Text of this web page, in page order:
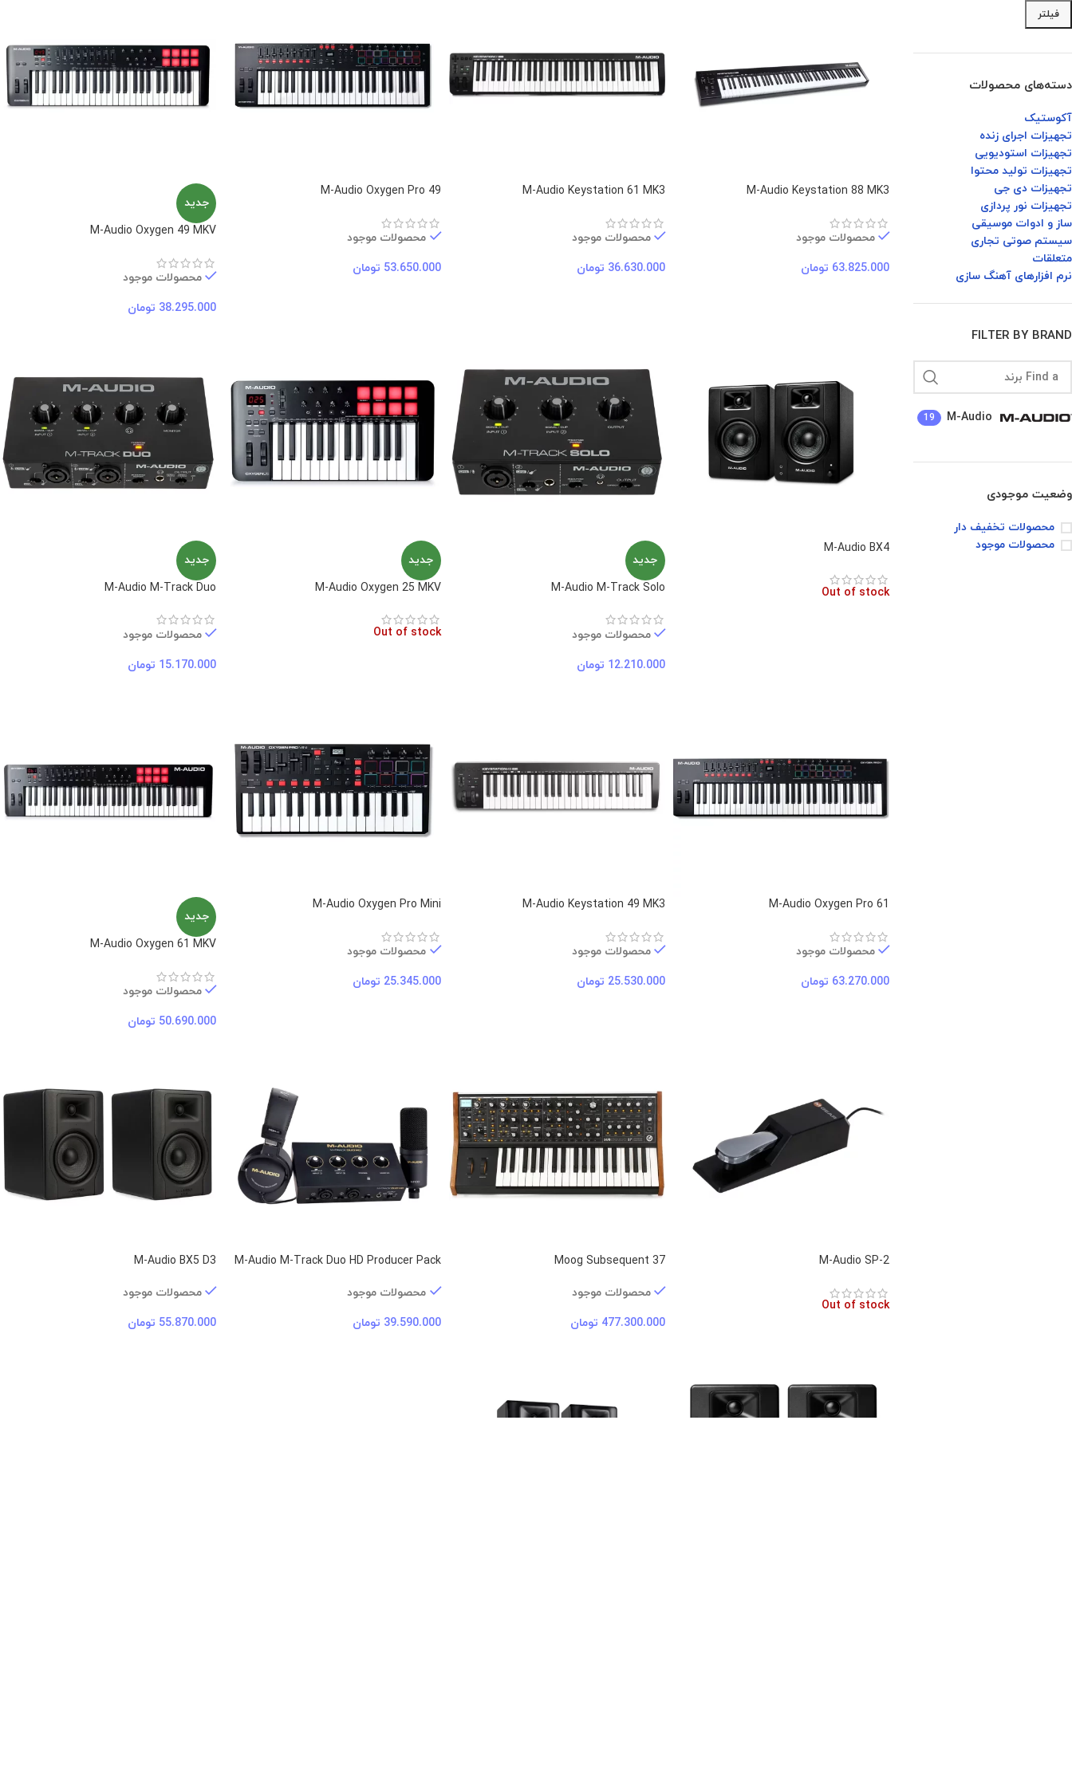
فیلتر
دسته‌های محصولات
آکوستیک
تجهیزات اجرای زنده
تجهیزات استودیویی
تجهیزات تولید محتوا
تجهیزات دی جی
تجهیزات نور پردازی
ساز و ادوات موسیقی
سیستم صوتی تجاری
متعلقات
نرم افزارهای آهنگ سازی
FILTER BY BRAND
M-Audio
19
وضعیت موجودی
محصولات تخفیف دار
محصولات موجود
M-Audio Keystation 88 MK3
محصولات موجود
63.825.000 تومان
M-Audio Keystation 61 MK3
محصولات موجود
36.630.000 تومان
M-Audio Oxygen Pro 49
محصولات موجود
53.650.000 تومان
جدید
M-Audio Oxygen 49 MKV
محصولات موجود
38.295.000 تومان
M-Audio BX4
Out of stock
جدید
M-Audio M-Track Solo
محصولات موجود
12.210.000 تومان
جدید
M-Audio Oxygen 25 MKV
Out of stock
جدید
M-Audio M-Track Duo
محصولات موجود
15.170.000 تومان
M-Audio Oxygen Pro 61
محصولات موجود
63.270.000 تومان
M-Audio Keystation 49 MK3
محصولات موجود
25.530.000 تومان
M-Audio Oxygen Pro Mini
محصولات موجود
25.345.000 تومان
جدید
M-Audio Oxygen 61 MKV
محصولات موجود
50.690.000 تومان
M-Audio SP-2
Out of stock
Moog Subsequent 37
محصولات موجود
477.300.000 تومان
M-Audio M-Track Duo HD Producer Pack
محصولات موجود
39.590.000 تومان
M-Audio BX5 D3
محصولات موجود
55.870.000 تومان